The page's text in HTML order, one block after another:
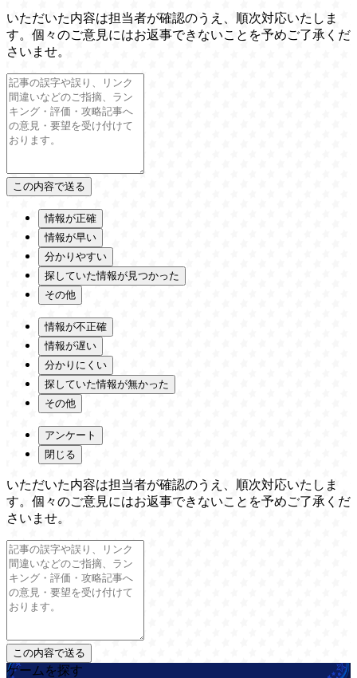
いただいた内容は担当者が確認のうえ、順次対応いたしま
す。個々のご意見にはお返事できないことを予めご了承くだ
さいませ。
情報が正確
情報が早い
分かりやすい
探していた情報が見つかった
その他
情報が不正確
情報が遅い
分かりにくい
探していた情報が無かった
その他
アンケート
閉じる
いただいた内容は担当者が確認のうえ、順次対応いたしま
す。個々のご意見にはお返事できないことを予めご了承くだ
さいませ。
ゲームを探す